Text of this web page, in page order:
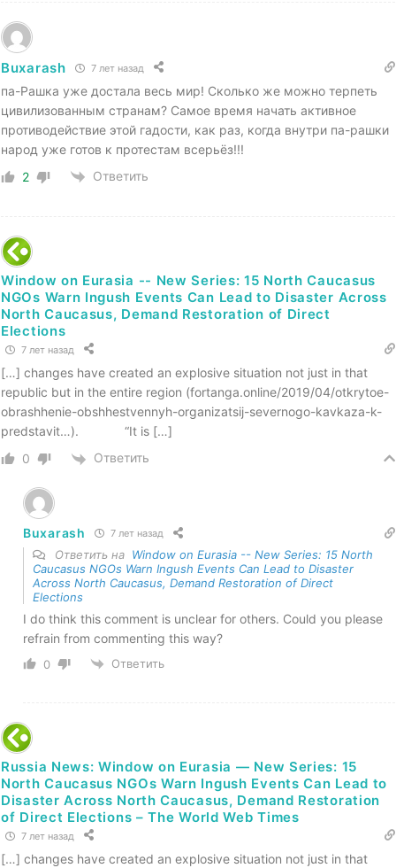
Buxarash 7 лет назад
па-Рашка уже достала весь мир! Сколько же можно терпеть
цивилизованным странам? Самое время начать активное
противодействие этой гадости, как раз, когда внутри па-рашки
народ уже готов к протестам всерьёз!!!
2
Ответить
Window on Eurasia -- New Series: 15 North Caucasus
NGOs Warn Ingush Events Can Lead to Disaster Across
North Caucasus, Demand Restoration of Direct
Elections
7 лет назад
[…] changes have created an explosive situation not just in that
republic but in the entire region (fortanga.online/2019/04/otkrytoe-
obrashhenie-obshhestvennyh-organizatsij-severnogo-kavkaza-k-
predstavit…). “It is […]
0
Ответить
Buxarash 7 лет назад
Ответить на Window on Eurasia -- New Series: 15 North
Caucasus NGOs Warn Ingush Events Can Lead to Disaster
Across North Caucasus, Demand Restoration of Direct
Elections
I do think this comment is unclear for others. Could you please
refrain from commenting this way?
0 Ответить
Russia News: Window on Eurasia — New Series: 15
North Caucasus NGOs Warn Ingush Events Can Lead to
Disaster Across North Caucasus, Demand Restoration
of Direct Elections – The World Web Times
7 лет назад
[…] changes have created an explosive situation not just in that